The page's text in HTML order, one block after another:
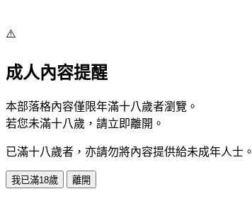
⚠️
成人內容提醒
本部落格內容僅限年滿十八歲者瀏覽。
若您未滿十八歲，請立即離開。
已滿十八歲者，亦請勿將內容提供給未成年人士。
我已滿18歲 離開